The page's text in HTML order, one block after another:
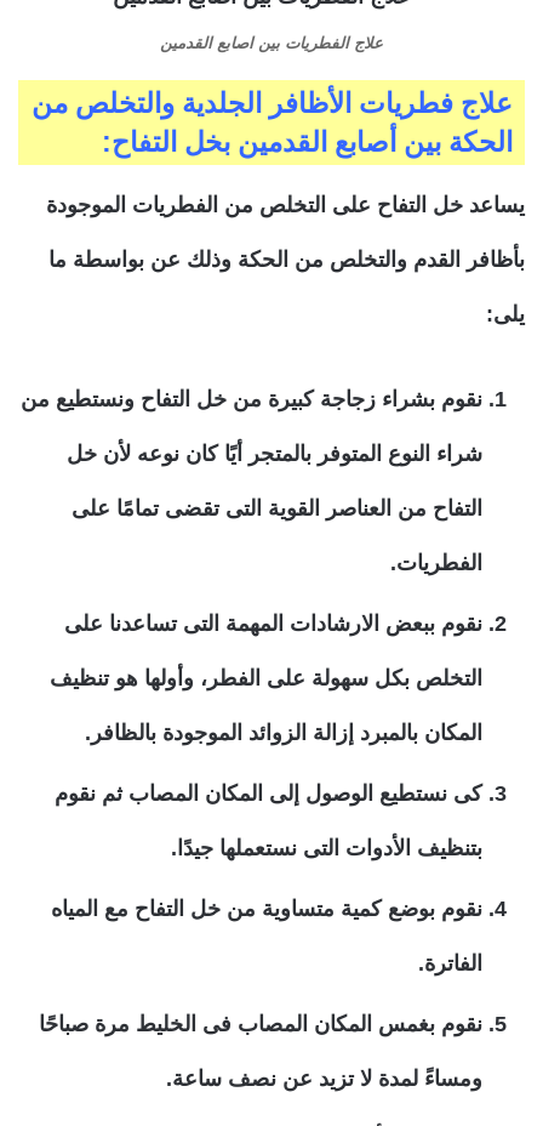
علاج الفطريات بين اصابع القدمين
علاج فطريات الأظافر الجلدية والتخلص من
الحكة بين أصابع القدمين بخل التفاح:
يساعد خل التفاح على التخلص من الفطريات الموجودة
بأظافر القدم والتخلص من الحكة وذلك عن بواسطة ما
يلى:
نقوم بشراء زجاجة كبيرة من خل التفاح ونستطيع من
شراء النوع المتوفر بالمتجر أيًا كان نوعه لأن خل
التفاح من العناصر القوية التى تقضى تمامًا على
الفطريات.
نقوم ببعض الارشادات المهمة التى تساعدنا على
التخلص بكل سهولة على الفطر، وأولها هو تنظيف
المكان بالمبرد إزالة الزوائد الموجودة بالظافر.
كى نستطيع الوصول إلى المكان المصاب ثم نقوم
بتنظيف الأدوات التى نستعملها جيدًا.
نقوم بوضع كمية متساوية من خل التفاح مع المياه
الفاترة.
نقوم بغمس المكان المصاب فى الخليط مرة صباحًا
ومساءً لمدة لا تزيد عن نصف ساعة.